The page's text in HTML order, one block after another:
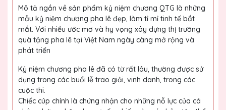
Mô tả ngắn về sản phẩm kỷ niệm chương QTG là những
mẫu kỷ niệm chương pha lê đẹp, làm tỉ mỉ tinh tế bắt
mắt. Với nhiều ước mơ và hy vọng xây dựng thị trường
quà tặng pha lê tại Việt Nam ngày càng mở rộng và
phát triển
Kỷ niệm chương pha lê đã có từ rất lâu, thường được sử
dụng trong các buổi lễ trao giải, vinh danh, trong các
cuộc thi.
Chiếc cúp chính là chứng nhận cho những nỗ lực của cá